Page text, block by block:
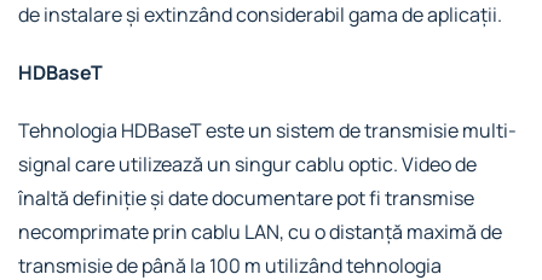
de instalare și extinzând considerabil gama de aplicații.
HDBaseT
Tehnologia HDBaseT este un sistem de transmisie multi-
signal care utilizează un singur cablu optic. Video de
înaltă definiție și date documentare pot fi transmise
necomprimate prin cablu LAN, cu o distanță maximă de
transmisie de până la 100 m utilizând tehnologia